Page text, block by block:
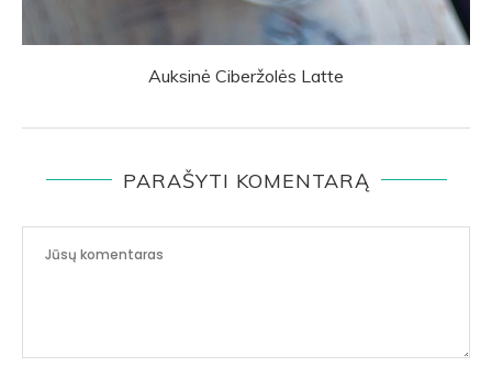
Auksinė Ciberžolės Latte
PARAŠYTI KOMENTARĄ